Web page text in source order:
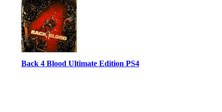
Back 4 Blood Ultimate Edition PS4